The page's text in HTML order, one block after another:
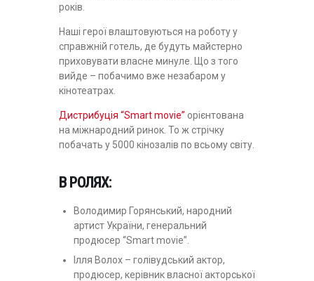
років.
Наші герої влаштовуються на роботу у
справжній готель, де будуть майстерно
приховувати власне минуле. Що з того
вийде – побачимо вже незабаром у
кінотеатрах.
Дистрибуція “Smart movie” орієнтована
на міжнародний ринок. То ж стрічку
побачать у 5000 кінозалів по всьому світу.
В РОЛЯХ:
Володимир Горянський, народний
артист України, генеральний
продюсер “Smart movie”.
Ілля Волох – голівудський актор,
продюсер, керівник власної акторської